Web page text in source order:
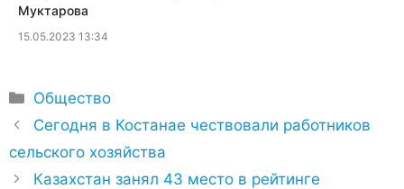
Муктарова
15.05.2023 13:34
Рубрики
Общество
Сегодня в Костанае чествовали работников
сельского хозяйства
Казахстан занял 43 место в рейтинге